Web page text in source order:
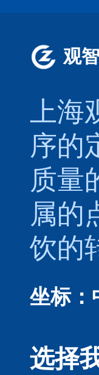
观
上
序的
质量
属的
饮的
坐标：
选择